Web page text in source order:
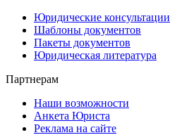
Юридические консультации
Шаблоны документов
Пакеты документов
Юридическая литература
Партнерам
Наши возможности
Анкета Юриста
Реклама на сайте